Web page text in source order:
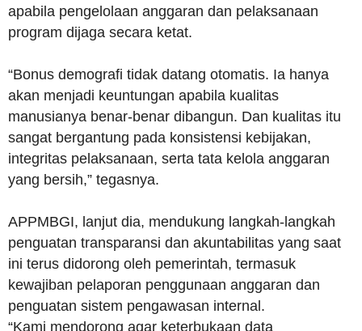
apabila pengelolaan anggaran dan pelaksanaan
program dijaga secara ketat.
“Bonus demografi tidak datang otomatis. Ia hanya
akan menjadi keuntungan apabila kualitas
manusianya benar-benar dibangun. Dan kualitas itu
sangat bergantung pada konsistensi kebijakan,
integritas pelaksanaan, serta tata kelola anggaran
yang bersih,” tegasnya.
APPMBGI, lanjut dia, mendukung langkah-langkah
penguatan transparansi dan akuntabilitas yang saat
ini terus didorong oleh pemerintah, termasuk
kewajiban pelaporan penggunaan anggaran dan
penguatan sistem pengawasan internal.
“Kami mendorong agar keterbukaan data